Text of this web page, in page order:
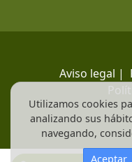
Aviso legal |
Utilizamos cookies
analizando sus
navegando,
Aceptar